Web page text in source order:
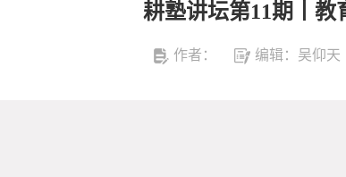
耕塾讲坛第11期丨
作者： 编辑：吴仰天